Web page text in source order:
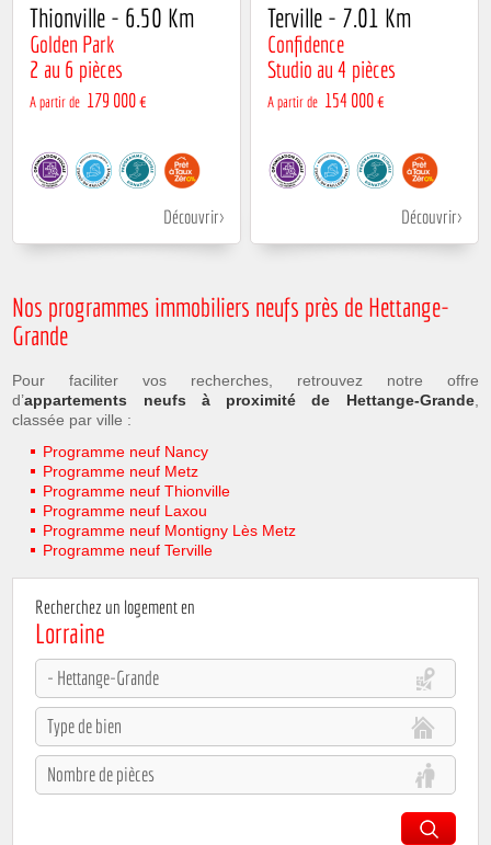
Thionville - 6.50 Km
Golden Park
2 au 6 pièces
A partir de 179 000 €
Découvrir
Terville - 7.01 Km
Confidence
Studio au 4 pièces
A partir de 154 000 €
Découvrir
Nos programmes immobiliers neufs près de Hettange-
Grande
Pour faciliter vos recherches, retrouvez notre offre
d’appartements neufs à proximité de Hettange-Grande,
classée par ville :
Programme neuf Nancy
Programme neuf Metz
Programme neuf Thionville
Programme neuf Laxou
Programme neuf Montigny Lès Metz
Programme neuf Terville
Recherchez un logement en
Lorraine